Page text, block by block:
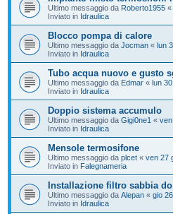
Ultimo messaggio da Roberto1955 «
Inviato in Idraulica
Blocco pompa di calore
Ultimo messaggio da Jocman « lun
Inviato in Idraulica
Tubo acqua nuovo e gusto
Ultimo messaggio da Edmar « lun
Inviato in Idraulica
Doppio sistema accumulo
Ultimo messaggio da Gigi0ne1 «
Inviato in Idraulica
Mensole termosifone
Ultimo messaggio da plcet « ven 27
Inviato in Falegnameria
Installazione filtro sabbia
Ultimo messaggio da Alepan « gio
Inviato in Idraulica